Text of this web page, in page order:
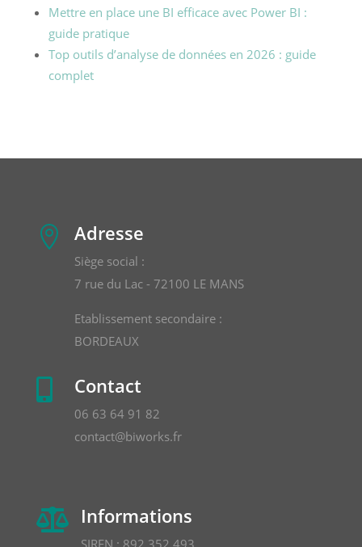
Mettre en place une BI efficace avec Power BI :
guide pratique
Top outils d’analyse de données en 2026 : guide
complet
 Adresse
Siège social :
7 rue du Lac - 72100 LE MANS
Etablissement secondaire :
BORDEAUX
 Contact
06 63 64 91 82
contact@biworks.fr
 Informations
SIREN : 892 352 493